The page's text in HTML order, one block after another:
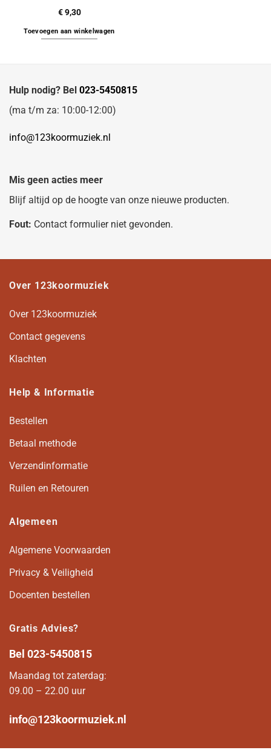
€9,30
Toevoegen aan winkelwagen
Hulp nodig? Bel 023-5450815
(ma t/m za: 10:00-12:00)
info@123koormuziek.nl
Mis geen acties meer
Blijf altijd op de hoogte van onze nieuwe producten.
Fout: Contact formulier niet gevonden.
Over 123koormuziek
Over 123koormuziek
Contact gegevens
Klachten
Help & Informatie
Bestellen
Betaal methode
Verzendinformatie
Ruilen en Retouren
Algemeen
Algemene Voorwaarden
Privacy & Veiligheid
Docenten bestellen
Gratis Advies?
Bel 023-5450815
Maandag tot zaterdag:
09.00 – 22.00 uur
info@123koormuziek.nl